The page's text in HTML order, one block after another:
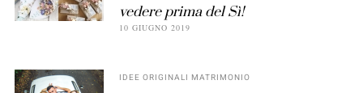
vedere prima del Sì!
10 GIUGNO 2019
IDEE ORIGINALI MATRIMONIO